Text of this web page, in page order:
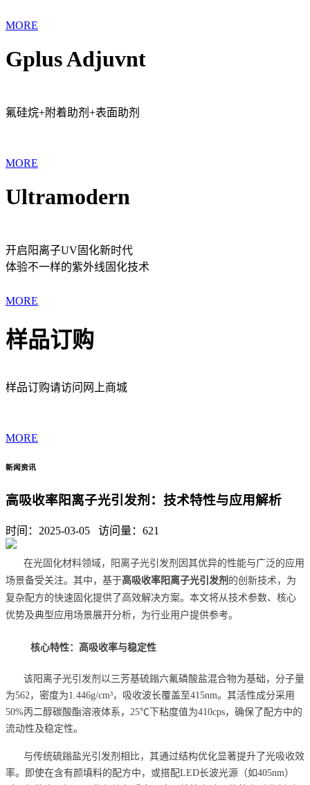
MORE
Gplus Adjuvnt
氟硅烷+附着助剂+表面助剂
MORE
Ultramodern
开启阳离子UV固化新时代
体验不一样的紫外线固化技术
MORE
样品订购
样品订购请访问网上商城
MORE
新闻资讯
高吸收率阳离子光引发剂：技术特性与应用解析
时间：2025-03-05 访问量： 621
在光固化材料领域，阳离子光引发剂因其优异的性能与广泛的应用
场景备受关注。其中，基于高吸收率阳离子光引发剂 的创新技术，为
复杂配方的快速固化提供了高效解决方案。本文将从技术参数、核心
优势及典型应用场景展开分析，为行业用户提供参考。
核心特性：高吸收率与稳定性
该阳离子光引发剂以三芳基硫鎓六氟磷酸盐混合物为基础，分子量
为562，密度为1.446g/cm³，吸收波长覆盖至415nm。其活性成分采用
50%丙二醇碳酸酯溶液体系，25℃下粘度值为410cps，确保了配方中的
流动性及稳定性。
与传统硫鎓盐光引发剂相比，其通过结构优化显著提升了光吸收效
率。即使在含有颜填料的配方中，或搭配LED长波光源（如405nm）